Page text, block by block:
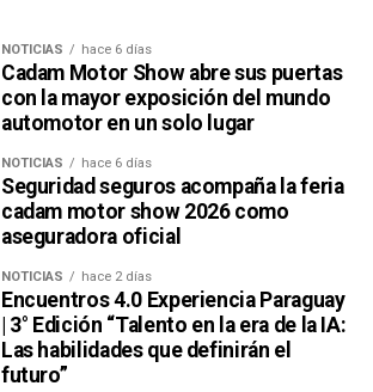
NOTICIAS hace 6 días
Cadam Motor Show abre sus puertas
con la mayor exposición del mundo
automotor en un solo lugar
NOTICIAS hace 6 días
Seguridad seguros acompaña la feria
cadam motor show 2026 como
aseguradora oficial
NOTICIAS hace 2 días
Encuentros 4.0 Experiencia Paraguay
| 3° Edición “Talento en la era de la IA:
Las habilidades que definirán el
futuro”